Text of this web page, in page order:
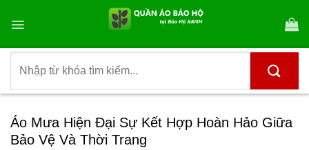
qua
dung
kiếm:
Áo Mưa Hiện Đại Sự Kết Hợp Hoàn Hảo Giữa
Bảo Vệ Và Thời Trang